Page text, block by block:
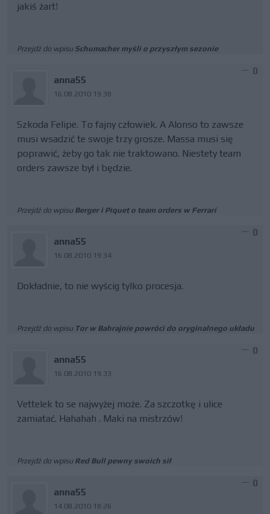
jakiś żart!
Przejdź do wpisu Schumacher myśli o przyszłym sezonie
anna55
16.08.2010 19:38
0
Szkoda Felipe. To fajny człowiek. A Alonso to zawsze
musi wsadzić te swoje trzy grosze. Massa musi się
poprawić, żeby go tak nie traktowano. Niestety team
orders zawsze był i będzie.
Przejdź do wpisu Berger i Piquet o team orders w Ferrari
anna55
16.08.2010 19:34
0
Dokładnie, to nie wyścig tylko procesja.
Przejdź do wpisu Tor w Bahrajnie powróci do oryginalnego układu
anna55
16.08.2010 19:33
0
Vettelek to se najwyżej może. Za szczotkę i ulice
zamiatać. Hahahah . Maki na mistrzów!
Przejdź do wpisu Red Bull pewny swoich sił
anna55
14.08.2010 18:26
0